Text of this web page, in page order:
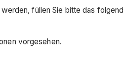
füllen Sie bitte das
vorgesehen.